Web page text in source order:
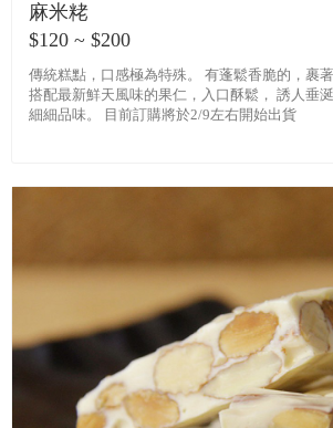
麻米粩
$120 ~ $200
傳統糕點，口感極為特殊。 有蓬鬆香脆的，裹
搭配最新鮮天風味的果仁，入口酥鬆， 誘人垂
細細品味。 目前訂購將於2/9左右開始出貨